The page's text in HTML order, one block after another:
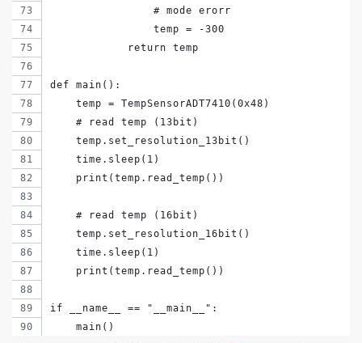
                # mode erorr
                temp = -300
            return temp
def main():
    temp = TempSensorADT7410(0x48)
    # read temp (13bit)
    temp.set_resolution_13bit()
    time.sleep(1)
    print(temp.read_temp())
    # read temp (16bit)
    temp.set_resolution_16bit()
    time.sleep(1)
    print(temp.read_temp())
if __name__ == "__main__":
    main()